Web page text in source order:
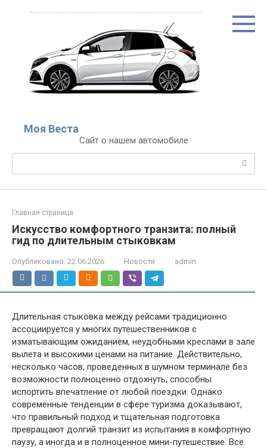
Моя Веста
Сайт о нашем автомобиле
Поиск:
Главная страница
Искусство комфортного транзита: полный
гид по длительным стыковкам
Опубликовано: 22.06.2026 Новости admin
Длительная стыковка между рейсами традиционно
ассоциируется у многих путешественников с
изматывающим ожиданием, неудобными креслами в зале
вылета и высокими ценами на питание. Действительно,
несколько часов, проведенных в шумном терминале без
возможности полноценно отдохнуть, способны
испортить впечатление от любой поездки. Однако
современные тенденции в сфере туризма доказывают,
что правильный подход и тщательная подготовка
превращают долгий транзит из испытания в комфортную
паузу, а иногда и в полноценное мини-путешествие. Все